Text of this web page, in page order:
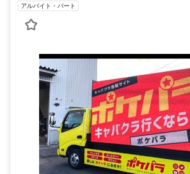
アルバイト・パート